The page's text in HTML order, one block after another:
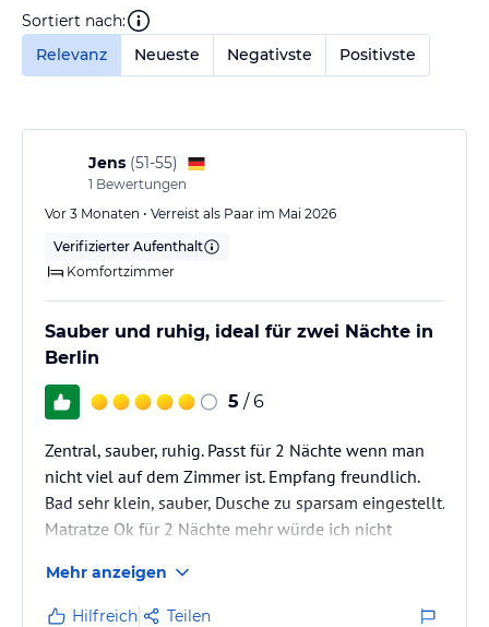
Sortiert nach:
Relevanz
Neueste Negativste Positivste
Jens (51-55)
1 Bewertungen
Vor 3 Monaten • Verreist als Paar im Mai 2026
Verifizierter Aufenthalt
Komfortzimmer
Sauber und ruhig, ideal für zwei Nächte in
Berlin
5 / 6
Zentral, sauber, ruhig. Passt für 2 Nächte wenn man
nicht viel auf dem Zimmer ist. Empfang freundlich.
Bad sehr klein, sauber, Dusche zu sparsam eingestellt.
Matratze Ok für 2 Nächte mehr würde ich nicht
Mehr anzeigen
Hilfreich Teilen